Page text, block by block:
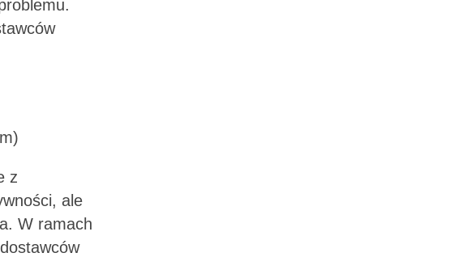
z
ale
W ramach